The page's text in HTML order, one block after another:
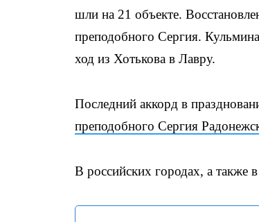
шли на 21 объекте.
преподобного Сергия.
ход из Хотькова в Лавру.
Последний аккорд в
преподобного Сергия
В российских городах, а также